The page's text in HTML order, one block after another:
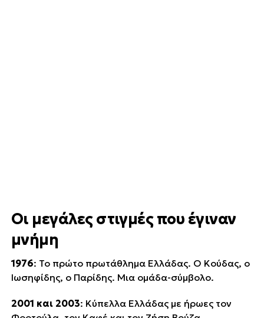
Οι μεγάλες στιγμές που έγιναν
μνήμη
1976: Το πρώτο πρωτάθλημα Ελλάδας. Ο Κούδας, ο
Ιωσηφίδης, ο Παρίδης. Μια ομάδα-σύμβολο.
2001 και 2003: Κύπελλα Ελλάδας με ήρωες τον